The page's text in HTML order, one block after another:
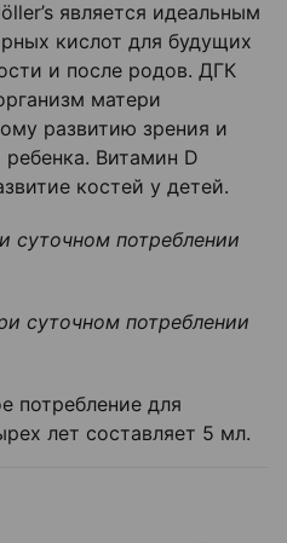
является идеальным
кислот для будущих
и после родов. ДГК
матери
развитию зрения и
Витамин D
костей у детей.
суточном потреблении
суточном потреблении
потребление для
лет составляет 5 мл.